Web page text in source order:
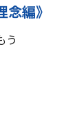
念編》
う